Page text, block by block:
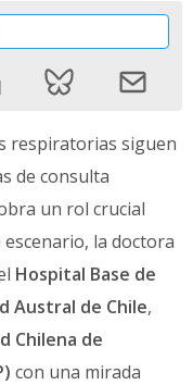
respiratorias siguen
de consulta
un rol crucial
la doctora
Hospital Base de
Austral de Chile,
Chilena de
con una mirada